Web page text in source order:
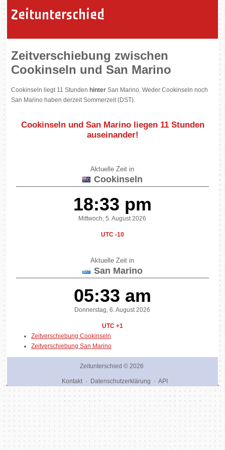
Zeitunterschied
Zeitverschiebung zwischen
Cookinseln und San Marino
Cookinseln liegt 11 Stundenhinter San Marino. Weder Cookinseln noch
San Marino haben derzeit Sommerzeit (DST).
Cookinseln und San Marino liegen 11 Stunden
auseinander!
Aktuelle Zeit in
Cookinseln
18:33 pm
Mittwoch, 5. August 2026
UTC -10
Aktuelle Zeit in
San Marino
05:33 am
Donnerstag, 6. August 2026
UTC +1
Zeitverschiebung Cookinseln
Zeitverschiebung San Marino
Zeitunterschied © 2026
Kontakt· Datenschutzerklärung · API